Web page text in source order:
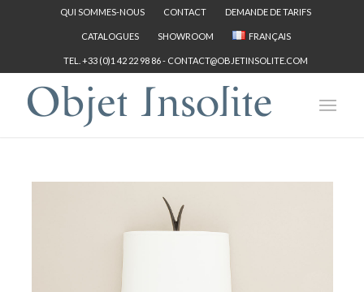
QUI SOMMES-NOUS CONTACT DEMANDE DE TARIFS
CATALOGUES SHOWROOM FRANÇAIS
TEL. +33 (0)1 42 22 98 86 - CONTACT@OBJETINSOLITE.COM